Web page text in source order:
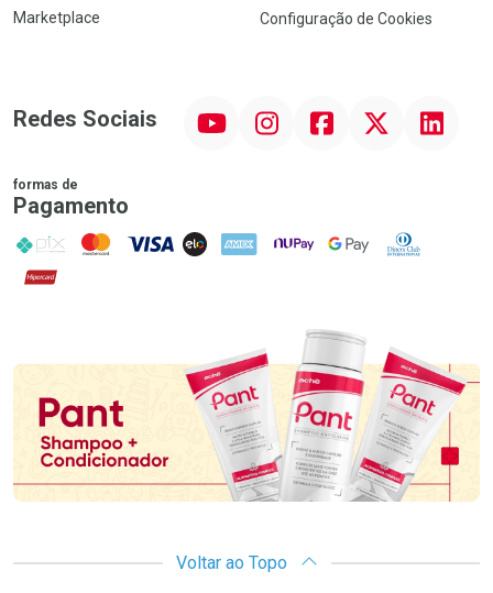
Marketplace
Configuração de Cookies
Redes Sociais InstagramFacebook Linkedin
formas de
Pagamento
PIX MasterCard
VISA ELO AMEX NuPay Google PayDiners Club
Hipercard
Promoção em Destaque
Voltar ao Topo